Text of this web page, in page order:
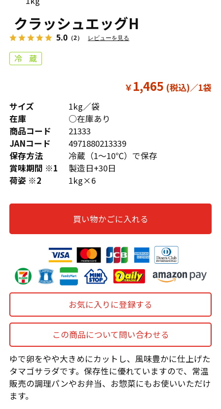
クラッシュエッグH
5.0 （2） レビューを見る
￥ 1,465
サイズ 1kg／袋
商品コード 21333
在庫 ○在庫あり
JANコード
4971880213339
保存方法
冷蔵（1～10℃）で保存
賞味期間 ※1
製造日+30日
荷姿 ※2
1kg×6
買い物かごに入れる
お気に入りに登録する
この商品について問い合わせる
ゆで卵をやや大きめにカットし、風味豊かに仕上げた
タマゴサラダです。保存性に優れていますので、常温
販売の調理パンやお弁当、お惣菜にもお使いいただけ
ます。